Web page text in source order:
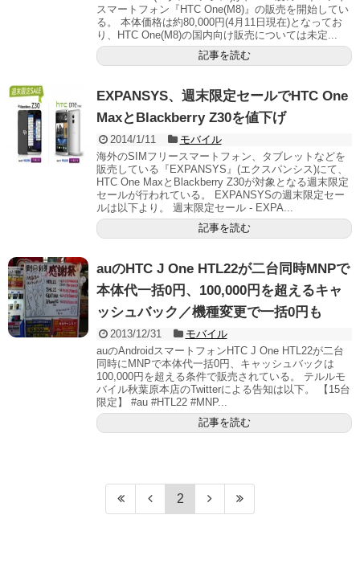
スマートフォン『HTC One(M8)』の販売を開始してい
る。 本体価格は約80,000円(4月11日現在)となってお
り、HTC One(M8)の国内向け販売については未定...
記事を読む
EXPANSYS、週末限定セールでHTC One
MaxとBlackberry Z30を値下げ
2014/1/11
モバイル
海外のSIMフリースマートフォン、タブレットなどを
販売している『EXPANSYS』(エクスパンシス)にて、
HTC One MaxとBlackberry Z30が対象となる週末限定
セールが行われている。 EXPANSYSの週末限定セー
ルは以下より。 週末限定セール - EXPA...
記事を読む
auのHTC J One HTL22が二台同時MNPで
本体代一括0円、100,000円を超えるキャ
ッシュバック／機種変更で一括0円も
2013/12/31
モバイル
auのAndroidスマートフォンHTC J One HTL22が二台
同時にMNPで本体代一括0円、キャッシュバックは
100,000円を超える条件で販売されている。 テルルモ
バイル秋葉原本店のTwitterによる告知は以下。 【15台
限定】 #au #HTL22 #MNP...
記事を読む
2